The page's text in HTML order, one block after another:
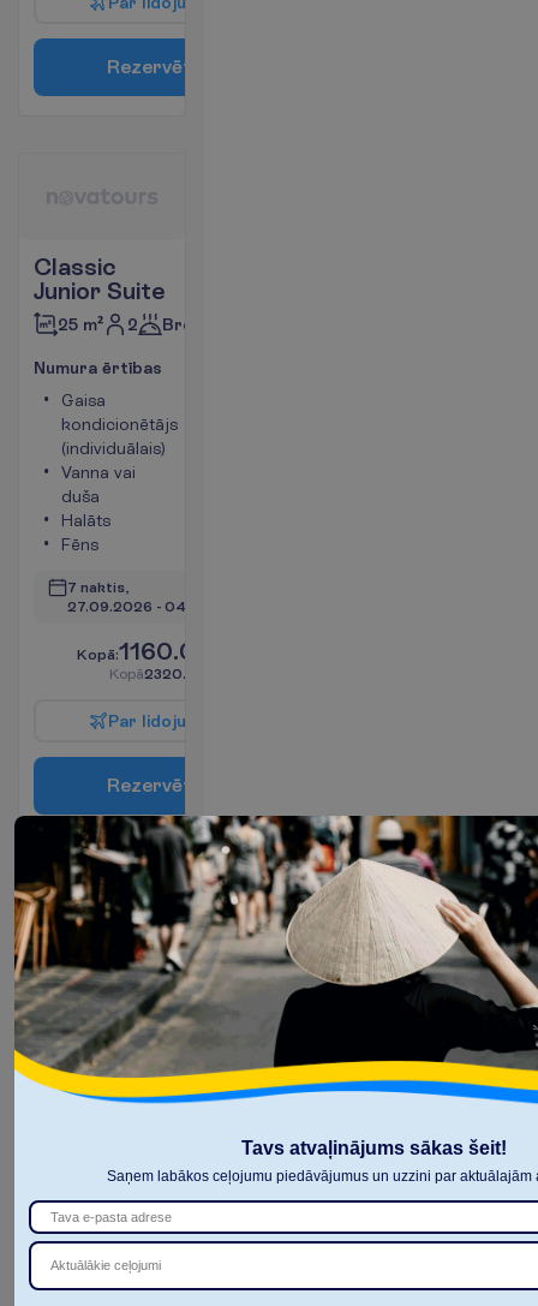
Rezervēt
Classic
Junior Suite
25 m² 2 Brokastis
Numura ērtības
Gaisa
kondicionētājs
(individuālais)
Vanna vai
duša
Halāts
Fēns
7 naktis,
27.09.2026 - 04.10.2026
Kopā:1160.00
Kopā2320.00
Par lidoju
Rezervēt
Standard
Sea View
17 m² 2 Brokastis
Num
kondicionētājs
(individuālais)
Fēns
Vanna vai
duša
Vairāk info
Tavs atvaļinājums sākas šeit!
Saņem labākos ceļojumu piedāvājumus un uzzini par aktuālajām
Aktuālākie ceļojumi